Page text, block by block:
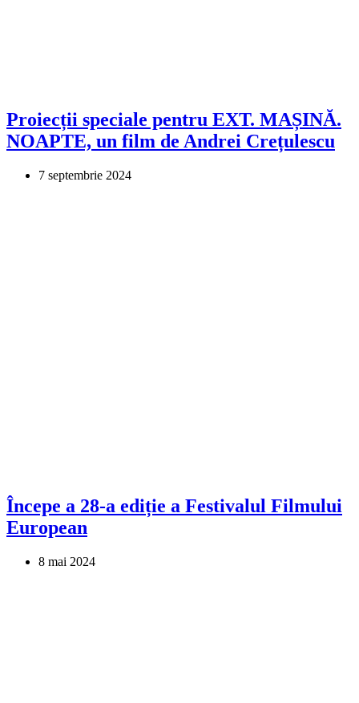
Proiecții speciale pentru EXT. MAȘINĂ.
NOAPTE, un film de Andrei Crețulescu
7 septembrie 2024
Începe a 28-a ediție a Festivalul Filmului
European
8 mai 2024